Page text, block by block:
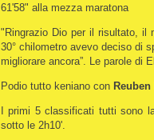
61'58" alla mezza maratona
"Ringrazio Dio per il risultato, il
30° chilometro avevo deciso di
migliorare ancora”. Le parole di
Podio tutto keniano con
I primi 5 classificati tutti sono
sotto le 2h10'.